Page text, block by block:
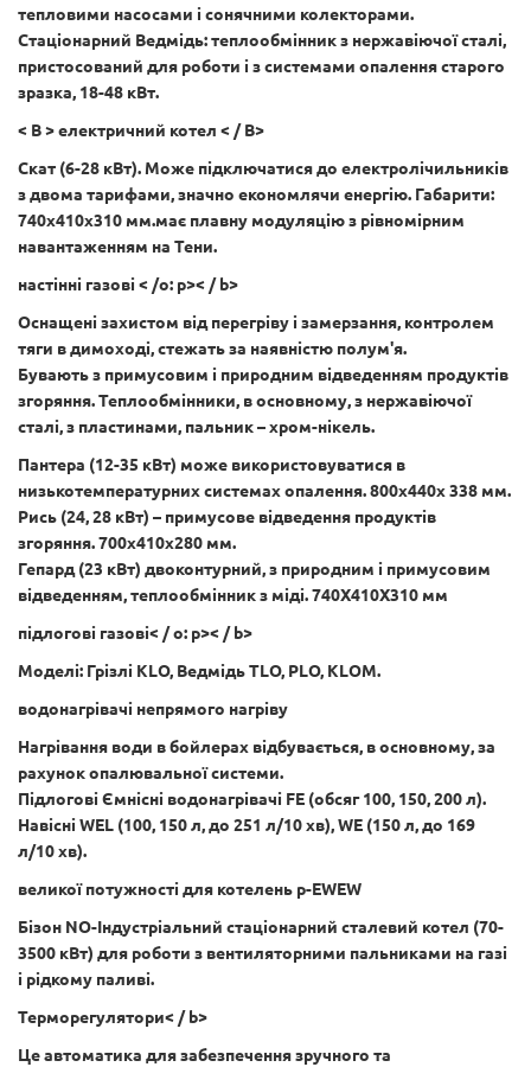
тепловими насосами і сонячними колекторами.
Стаціонарний Ведмідь: теплообмінник з нержавіючої сталі,
пристосований для роботи і з системами опалення старого
зразка, 18-48 кВт.
< B > електричний котел < / B>
Скат (6-28 кВт). Може підключатися до електролічильників
з двома тарифами, значно економлячи енергію. Габарити:
740х410х310 мм.має плавну модуляцію з рівномірним
навантаженням на Тени.
настінні газові < /o: p>< / b>
Оснащені захистом від перегріву і замерзання, контролем
тяги в димоході, стежать за наявністю полум'я.
Бувають з примусовим і природним відведенням продуктів
згоряння. Теплообмінники, в основному, з нержавіючої
сталі, з пластинами, пальник – хром-нікель.
Пантера (12-35 кВт) може використовуватися в
низькотемпературних системах опалення. 800х440х 338 мм.
Рись (24, 28 кВт) – примусове відведення продуктів
згоряння. 700х410х280 мм.
Гепард (23 кВт) двоконтурний, з природним і примусовим
відведенням, теплообмінник з міді. 740Х410Х310 мм
підлогові газові< / o: p>< / b>
Моделі: Грізлі KLO, Ведмідь TLO, PLO, KLOM.
водонагрівачі непрямого нагріву
Нагрівання води в бойлерах відбувається, в основному, за
рахунок опалювальної системи.
Підлогові Ємнісні водонагрівачі FE (обсяг 100, 150, 200 л).
Навісні WEL (100, 150 л, до 251 л/10 хв), WE (150 л, до 169
л/10 хв).
великої потужності для котелень p-EWEW
Бізон NO-Індустріальний стаціонарний сталевий котел (70-
3500 кВт) для роботи з вентиляторними пальниками на газі
і рідкому паливі.
Терморегулятори< / b>
Це автоматика для забезпечення зручного та